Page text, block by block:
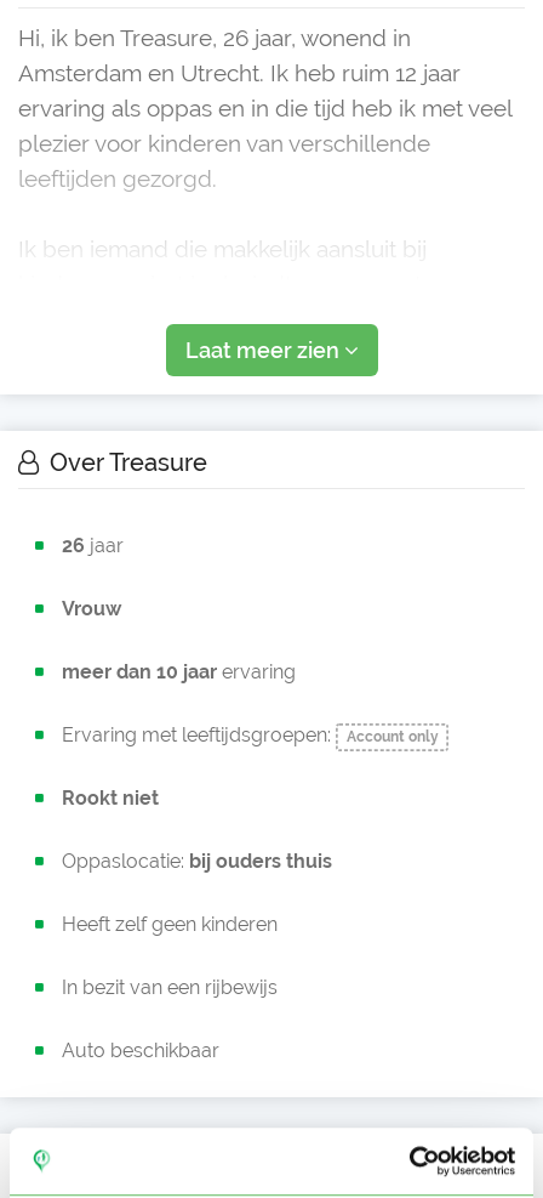
Hi, ik ben Treasure, 26 jaar, wonend in
Amsterdam en Utrecht. Ik heb ruim 12 jaar
ervaring als oppas en in die tijd heb ik met veel
plezier voor kinderen van verschillende
leeftijden gezorgd.
Ik ben iemand die makkelijk aansluit bij
ontdekken, spelen en lachen. Of dat nu
knutselen aan de keukentafel is, een boekje
lezen op de bank of lekker samen naar buit
Laat meer zien
Over Treasure
26 jaar
Vrouw
meer dan 10 jaar ervaring
Ervaring met leeftijdsgroepen: Account only
Rookt niet
Oppaslocatie: bij ouders thuis
Heeft zelf geen kinderen
In bezit van een rijbewijs
Auto beschikbaar
Kan oppassen op